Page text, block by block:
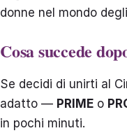
donne nel mondo
Cosa succede
Se decidi di unirti al
adatto — PRIME o
in pochi minuti.